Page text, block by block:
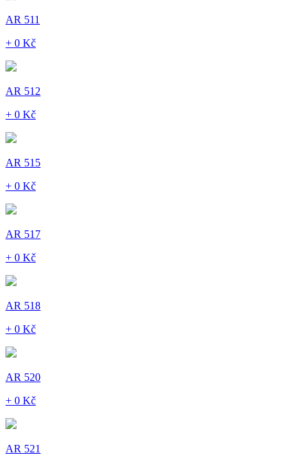
AR 511
+ 0 Kč
AR 512
+ 0 Kč
AR 515
+ 0 Kč
AR 517
+ 0 Kč
AR 518
+ 0 Kč
AR 520
+ 0 Kč
AR 521